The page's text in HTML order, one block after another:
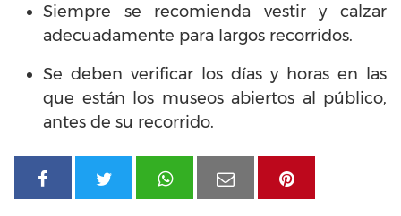
Siempre se recomienda vestir y calzar
adecuadamente para largos recorridos.
Se deben verificar los días y horas en las
que están los museos abiertos al público,
antes de su recorrido.